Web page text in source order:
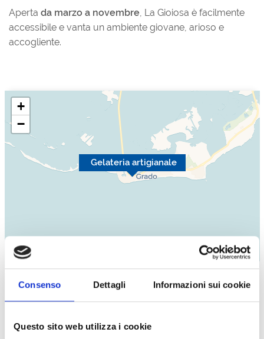
Consenso Dettagli Informazioni sui cookie
Questo sito web utilizza i cookie
Aperta da marzo a novembre, La Gioiosa è facilmente
accessibile e vanta un ambiente giovane, arioso e
accogliente.
Gelateria artigianale
+
−
Contatti